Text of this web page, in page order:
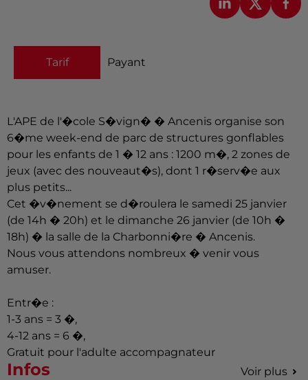
Tarif Payant
L'APE de l'�cole S�vign� � Ancenis organise son
6�me week-end de parc de structures gonflables
pour les enfants de 1 � 12 ans : 1200 m�, 2 zones de
jeux (avec des nouveaut�s), dont 1 r�serv�e aux
plus petits...
Cet �v�nement se d�roulera le samedi 25 janvier
(de 14h � 20h) et le dimanche 26 janvier (de 10h �
18h) � la salle de la Charbonni�re � Ancenis.
Nous vous attendons nombreux � venir vous
amuser.
Entr�e :
1-3 ans = 3 �,
4-12 ans = 6 �,
Gratuit pour l'adulte accompagnateur
Infos Voir plus